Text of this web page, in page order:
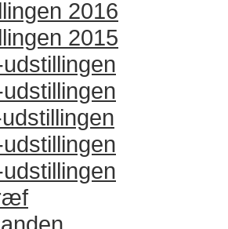
2016
2015